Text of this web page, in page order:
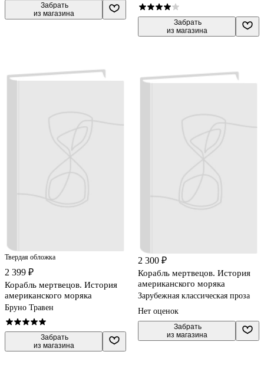
Забрать
из магазина
Забрать
из магазина
Твердая обложка
2 399 ₽
Корабль мертвецов. История
американского моряка
Бруно Травен
Забрать
из магазина
2 300 ₽
Корабль мертвецов. История
американского моряка
Зарубежная классическая проза
Нет оценок
Забрать
из магазина